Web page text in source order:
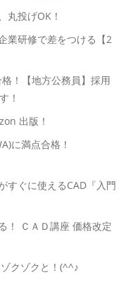
丸投げOK！
業研修で差をつける【2
！【地方公務員】採用
！
出版！
に満点合格！
すぐに使えるCAD『入門
！ ＣＡＤ講座 価格改定
クゾクと！(^^♪